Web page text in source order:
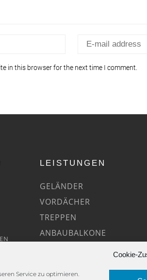
Cookie-
Service zu optimieren.
in this browser for the next time I comment.
LEISTUNGEN
GELÄNDER
VORDÄCHER
TREPPEN
ANBAUBALKONE